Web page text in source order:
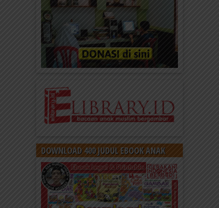
DOWNLOAD 400 JUDUL EBOOK ANAK